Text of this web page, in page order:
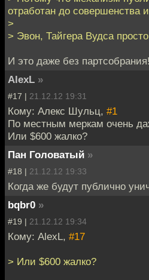
отработан до совершенства
>
> Эвон, Тайгера Вудса
И это даже без
AlexL »
#17 | 21.12.12 19:31
Кому: Алекс Шульц, #1
По местным меркам очень
Или $600 жалко?
Пан Головатый »
#18 | 21.12.12 19:33
Когда же будут публично
bqbr0 »
#19 | 21.12.12 19:34
Кому: AlexL, #17
> Или $600 жалко?